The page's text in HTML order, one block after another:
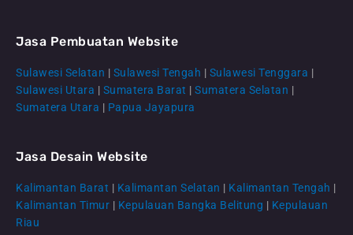
CS Lenteraweb
Jasa Pembuatan Website
Sulawesi Selatan | Sulawesi Tengah | Sulawesi Tenggara |
Sulawesi Utara | Sumatera Barat | Sumatera Selatan |
Sumatera Utara | Papua Jayapura
Jasa Desain Website
Kalimantan Barat | Kalimantan Selatan | Kalimantan Tengah |
Kalimantan Timur | Kepulauan Bangka Belitung | Kepulauan
Riau